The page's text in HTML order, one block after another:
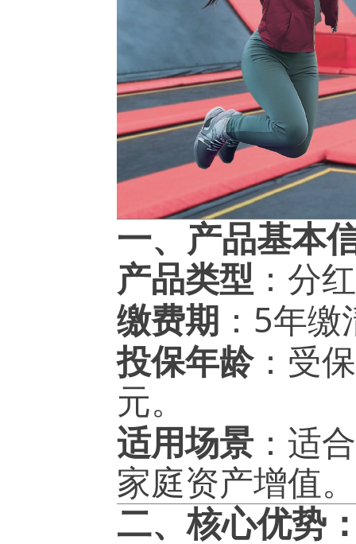
一、产品基本
产品类型 ：分
缴费期 ： 5年缴
投保年龄：受
元。
适用场景：适合
家庭资产增值。
二、核心优势